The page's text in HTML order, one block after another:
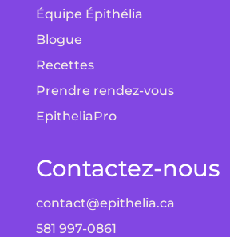
Équipe Épithélia
Blogue
Recettes
Prendre rendez-vous
EpitheliaPro
Contactez-nous
contact@epithelia.ca
581 997-0861